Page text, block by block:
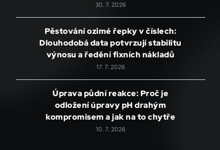
30. 7. 2026
Pěstování ozimé řepky v číslech:
Dlouhodobá data potvrzují stabilitu
výnosu a ředění fixních nákladů
17. 7. 2026
Úprava půdní reakce: Proč je
odložení úpravy pH drahým
kompromisem a jak na to chytře
10. 7. 2026